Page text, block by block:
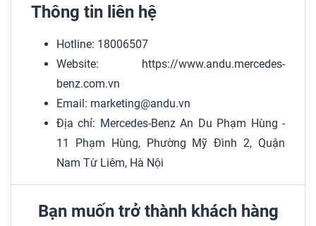
Thông tin liên hệ
Hotline: 18006507
Website: https://www.andu.mercedes-
benz.com.vn
Email: marketing@andu.vn
Địa chỉ: Mercedes-Benz An Du Phạm Hùng -
11 Phạm Hùng, Phường Mỹ Đình 2, Quận
Nam Từ Liêm, Hà Nội
Bạn muốn trở thành khách hàng